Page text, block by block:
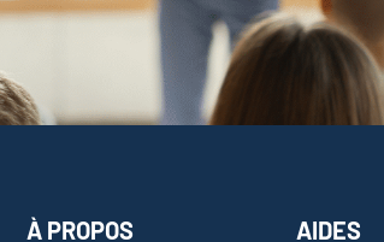
À PROPOS AIDES